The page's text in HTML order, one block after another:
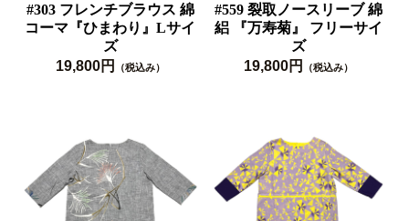
#303 フレンチブラウス 綿
コーマ『ひまわり』Lサイ
ズ
19,800円
（税込み）
#559 裂取ノースリーブ 綿
絽 『万寿菊』 フリーサイ
ズ
19,800円
（税込み）